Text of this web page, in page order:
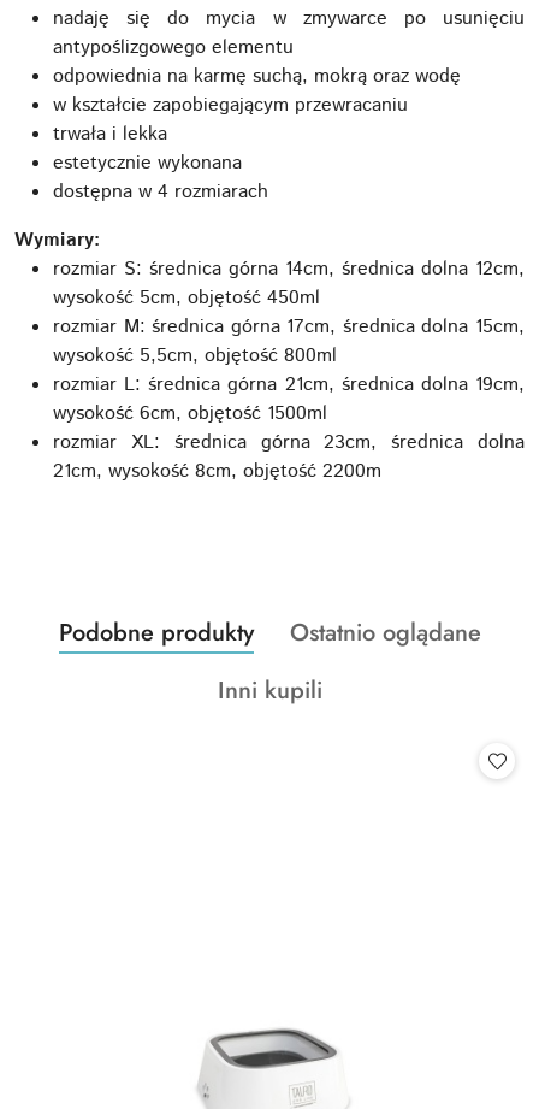
nadaję się do mycia w zmywarce po usunięciu
antypoślizgowego elementu
odpowiednia na karmę suchą, mokrą oraz wodę
w kształcie zapobiegającym przewracaniu
trwała i lekka
estetycznie wykonana
dostępna w 4 rozmiarach
Wymiary:
rozmiar S: średnica górna 14cm, średnica dolna 12cm,
wysokość 5cm, objętość 450ml
rozmiar M: średnica górna 17cm, średnica dolna 15cm,
wysokość 5,5cm, objętość 800ml
rozmiar L: średnica górna 21cm, średnica dolna 19cm,
wysokość 6cm, objętość 1500ml
rozmiar XL: średnica górna 23cm, średnica dolna
21cm, wysokość 8cm, objętość 2200m
Pomiń karuzelę produktów
Produkty
o
Podobne produkty
Produkty
statusie:
Ostatnio oglądane
Produkty
Inni kupili